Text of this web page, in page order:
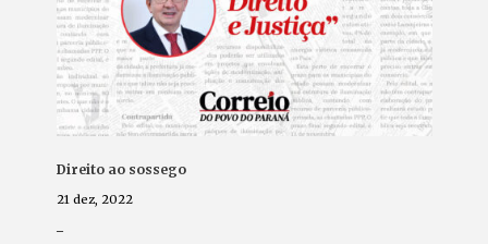
Direito ao sossego
21 dez, 2022